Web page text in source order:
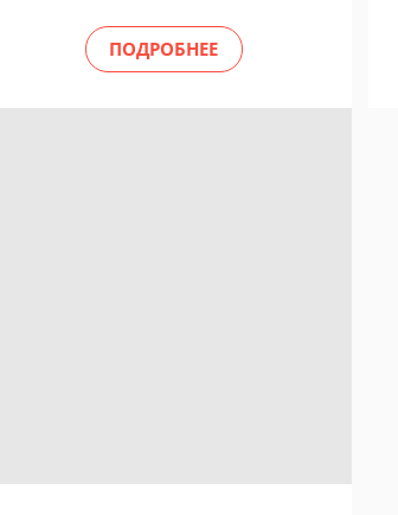
ПОДРОБНЕЕ